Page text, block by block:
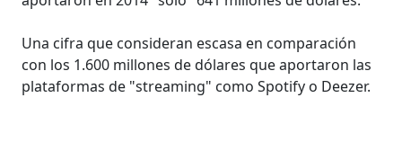
Una cifra que consideran escasa en comparación
con los 1.600 millones de dólares que aportaron las
plataformas de "streaming" como Spotify o Deezer.